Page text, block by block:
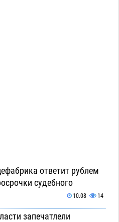
ответит рублем
судебного
10.08 14
запечатлели